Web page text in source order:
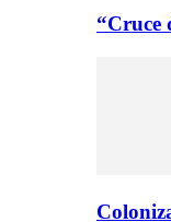
“Cruce